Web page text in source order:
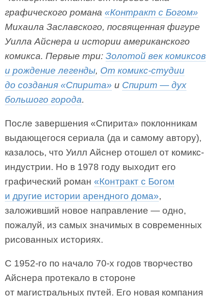
графического романа «Контракт с Богом»
Михаила Заславского, посвященная фигуре
Уилла Айснера и истории американского
комикса. Первые три: Золотой век комиксов
и рождение легенды, От комикс-студии
до создания «Спирита» и Спирит — дух
большого города.
После завершения «Спирита» поклонникам
выдающегося сериала (да и самому автору),
казалось, что Уилл Айснер отошел от комикс-
индустрии. Но в 1978 году выходит его
графический роман «Контракт с Богом
и другие истории арендного дома»,
заложивший новое направление — одно,
пожалуй, из самых значимых в современных
рисованных историях.
С 1952-го по начало 70-х годов творчество
Айснера протекало в стороне
от магистральных путей. Его новая компания